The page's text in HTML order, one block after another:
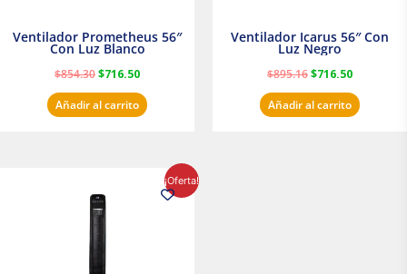
Ventilador Prometheus 56″
Con Luz Blanco
$854.30$716.50
Añadir al carrito
Ventilador Icarus 56″ Con
Luz Negro
$895.16$716.50
Añadir al carrito
¡Oferta!
original
era:
precio
actual